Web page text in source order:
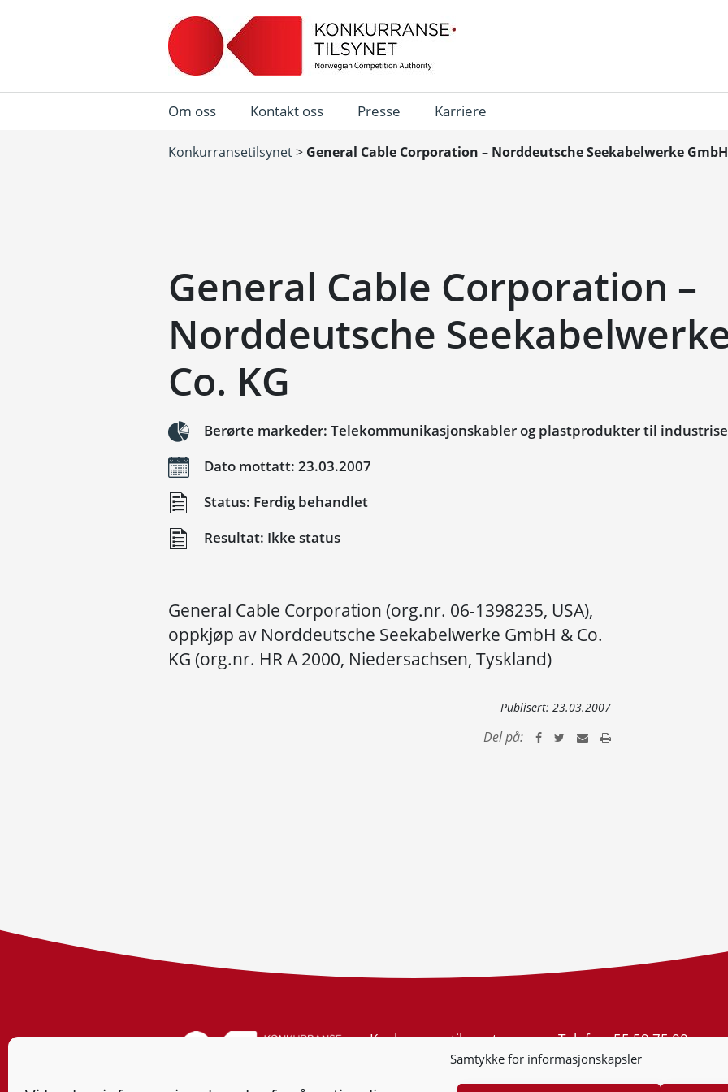
Samtykke for informasjonskapsler
Om oss Kontakt oss Presse Karriere
Konkurransetilsynet> General Cable Corporation – Norddeutsche Seekabelwerke GmbH
General Cable Corporation –
Norddeutsche
Co. KG
Berørte markeder: Telekommunikasjonskabler og plastprodukter til
Dato mottatt: 23.03.2007
Status: Ferdig behandlet
Resultat: Ikke status
General Cable Corporation (org.nr. 06-1398235, USA),
oppkjøp av Norddeutsche Seekabelwerke GmbH & Co.
KG (org.nr. HR A 2000, Niedersachsen, Tyskland)
Publisert: 23.03.2007
Del på:
Konkurransetilsynet
Postboks 439 Sentrum
Org.nr: 974 761 246
Telefon:55 59 75 00
E-post:post@kt.no
Nyhetsvarsel >>